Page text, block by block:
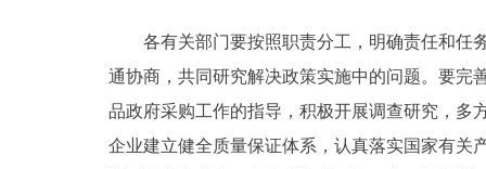
各有关部门要按照职责分工，明确责任和任务
通协商，共同研究解决政策实施中的问题。要完
品政府采购工作的指导，积极开展调查研究，多
企业建立健全质量保证体系，认真落实国家有关